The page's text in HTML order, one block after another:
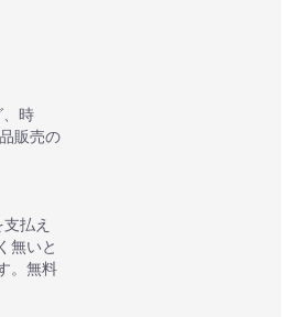
、時
販売の
払え
無いと
。無料